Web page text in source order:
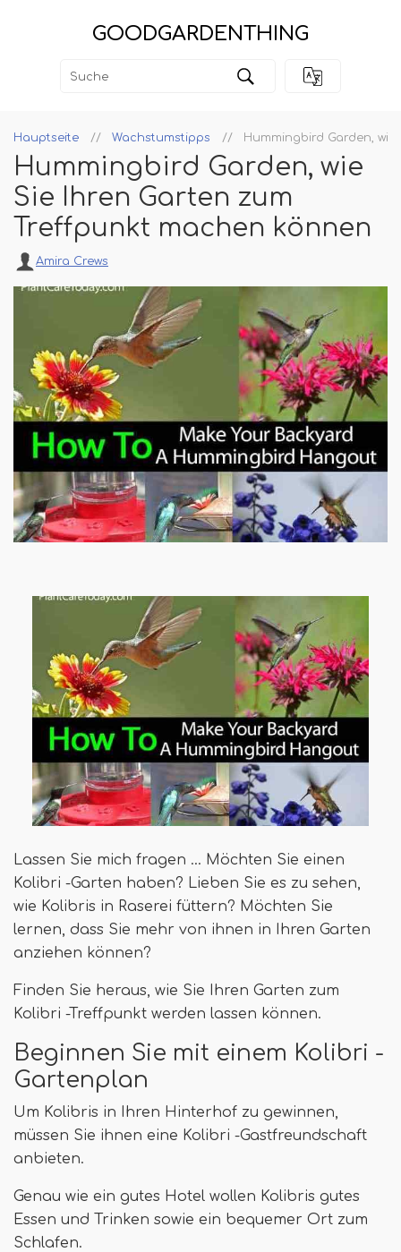
GOODGARDENTHING
Hauptseite Wachstumstipps Hummingbird Garden,
Hummingbird Garden, wie
Sie Ihren Garten zum
Treffpunkt machen können
Amira Crews
Lassen Sie mich fragen ... Möchten Sie einen
Kolibri -Garten haben? Lieben Sie es zu sehen,
wie Kolibris in Raserei füttern? Möchten Sie
lernen, dass Sie mehr von ihnen in Ihren Garten
anziehen können?
Finden Sie heraus, wie Sie Ihren Garten zum
Kolibri -Treffpunkt werden lassen können.
Beginnen Sie mit einem Kolibri -
Gartenplan
Um Kolibris in Ihren Hinterhof zu gewinnen,
müssen Sie ihnen eine Kolibri -Gastfreundschaft
anbieten.
Genau wie ein gutes Hotel wollen Kolibris gutes
Essen und Trinken sowie ein bequemer Ort zum
Schlafen.